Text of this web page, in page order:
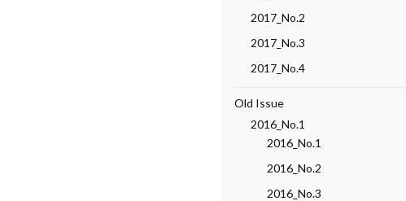
2017_No.2
2017_No.3
2017_No.4
Old Issue
2016_No.1
2016_No.1
2016_No.2
2016_No.3